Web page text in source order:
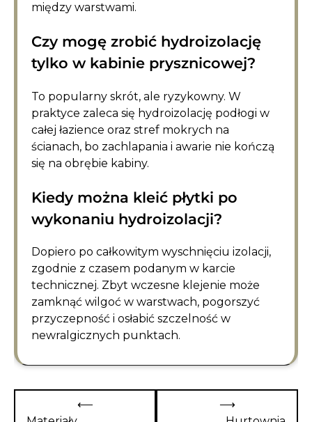
między warstwami.
Czy mogę zrobić hydroizolację
tylko w kabinie prysznicowej?
To popularny skrót, ale ryzykowny. W
praktyce zaleca się hydroizolację podłogi w
całej łazience oraz stref mokrych na
ścianach, bo zachlapania i awarie nie kończą
się na obrębie kabiny.
Kiedy można kleić płytki po
wykonaniu hydroizolacji?
Dopiero po całkowitym wyschnięciu izolacji,
zgodnie z czasem podanym w karcie
technicznej. Zbyt wczesne klejenie może
zamknąć wilgoć w warstwach, pogorszyć
przyczepność i osłabić szczelność w
newralgicznych punktach.
Nawigacja⟵
⟶